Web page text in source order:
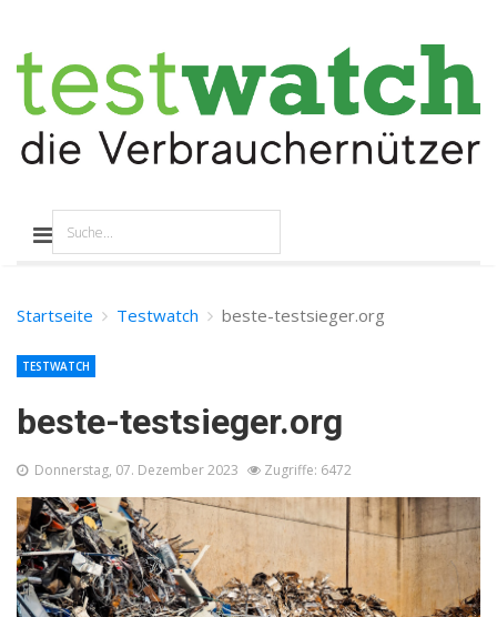
Startseite Testwatch beste-testsieger.org
beste-testsieger.org
TESTWATCH
Donnerstag, 07. Dezember 2023 Zugriffe: 6472